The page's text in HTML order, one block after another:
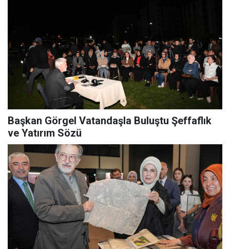
Başkan Görgel Vatandaşla Buluştu Şeffaflık
ve Yatırım Sözü